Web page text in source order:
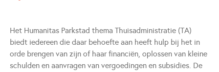
Het Humanitas Parkstad thema Thuisadministratie (TA)
biedt iedereen die daar behoefte aan heeft hulp bij het in
orde brengen van zijn of haar financiën, oplossen van kleine
schulden en aanvragen van vergoedingen en subsidies. De